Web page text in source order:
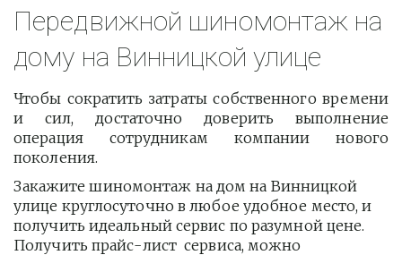
Передвижной шиномонтаж на
дому на Винницкой улице
Чтобы сократить затраты собственного времени
и сил, достаточно доверить выполнение
операция сотрудникам компании нового
поколения.
Закажите шиномонтаж на дом на Винницкой
улице круглосуточно в любое удобное место, и
получить идеальный сервис по разумной цене.
Получить прайс-лист  сервиса, можно